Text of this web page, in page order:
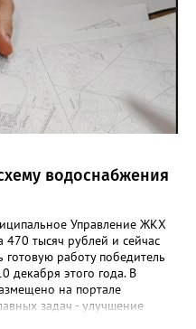
установил самозапрет,
же погасили долги недавно,
обязательства сейчас.
водоснабжения
Управление ЖКХ
470 тысяч рублей и сейчас
работу победитель
декабря этого года. В
на портале
задач - улучшение